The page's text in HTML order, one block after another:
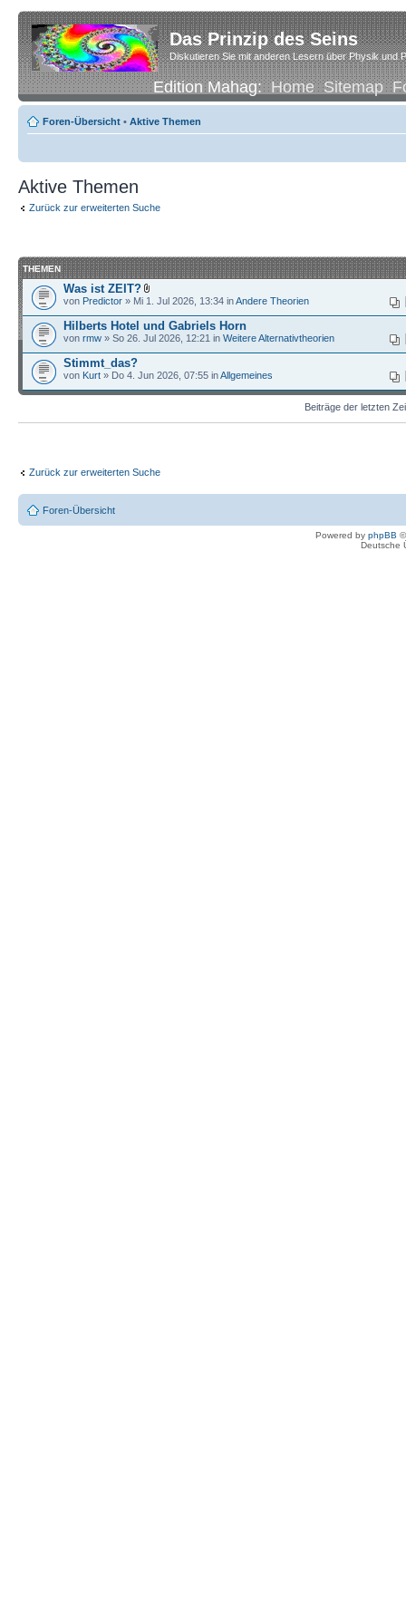
Das Prinzip des Seins
Diskutieren Sie mit anderen Lesern über Physik und
Edition Mahag:Home Sitemap
Foren-Übersicht • Aktive Themen
Aktive Themen
Zurück zur erweiterten Suche
THEMEN
Was ist ZEIT?
von Predictor » Mi 1. Jul 2026, 13:34 inAndere Theorien
Hilberts Hotel und Gabriels Horn
von rmw » So 26. Jul 2026, 12:21 in Weitere Alternativtheorien
Stimmt_das?
von Kurt » Do 4. Jun 2026, 07:55 inAllgemeines
Beiträge der letzten
Zurück zur erweiterten Suche
Foren-Übersicht
Powered by phpBB
Deutsche